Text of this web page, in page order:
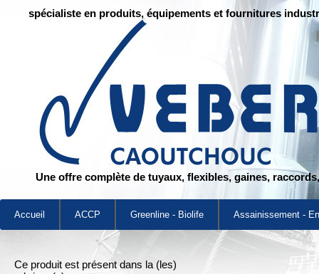
spécialiste en produits, équipements et fournitures
Une offre complète de tuyaux, flexibles, gaines,
Accueil ACCP Greenline - Biolife Assainissement -
Ce produit est présent dans la (les)